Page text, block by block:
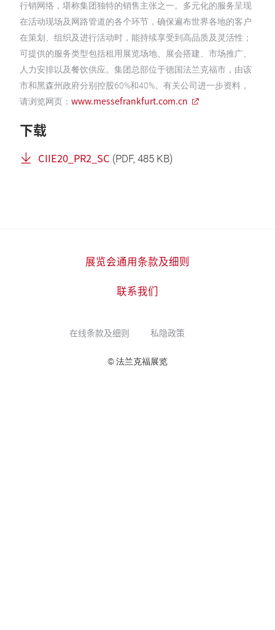
行销网络，堪称集团独特的销售主张之一。多元化的服务呈现
在活动现场及网路管道的各个环节，确保遍布世界各地的客户
在策划、组织及进行活动时，能持续享受到高品质及灵活性；
可提供的服务类型包括租用展览场地、展会搭建、市场推广、
人力安排以及餐饮供应。集团总部位于德国法兰克福市，由该
市和黑森州政府分别控股60%和40%。有关公司进一步资料，
请浏览网页： www.messefrankfurt.com.cn
下载
CIIE20_PR2_SC (PDF, 485 KB)
展览会通用条款及细则
联系我们
在线条款及细则 私隐政策
© 法兰克福展览